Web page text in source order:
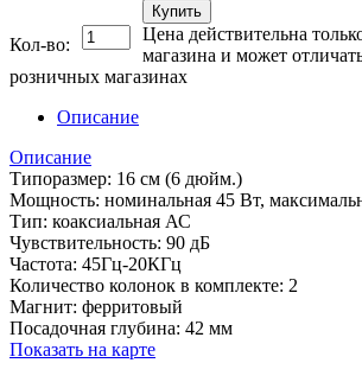
Кол-во:
Купить
Цена действительна
магазина и может
розничных магазинах
Описание
Описание
Типоразмер: 16 см (6 дюйм.)
Мощность: номинальная 45 Вт,
Тип: коаксиальная АС
Чувствительность: 90 дБ
Частота: 45Гц-20КГц
Количество колонок в комплекте: 2
Магнит: ферритовый
Посадочная глубина: 42 мм
Показать на карте